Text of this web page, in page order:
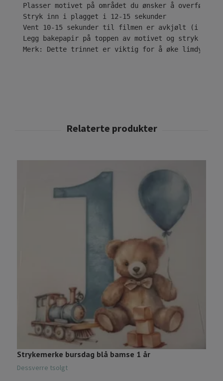
Plasser motivet på området du ønsker å overføre
Stryk inn i plagget i 12-15 sekunder
Vent 10-15 sekunder til filmen er avkjølt (i
Legg bakepapir på toppen av motivet og stryk i
Merk: Dette trinnet er viktig for å øke
Strykemerke bursdag blå bamse 1 år
Dessverre tsolgt